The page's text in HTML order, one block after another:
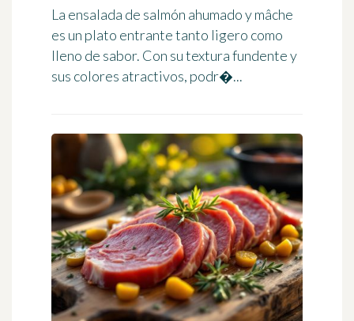
La ensalada de salmón ahumado y mâche
es un plato entrante tanto ligero como
lleno de sabor. Con su textura fundente y
sus colores atractivos, podr�...